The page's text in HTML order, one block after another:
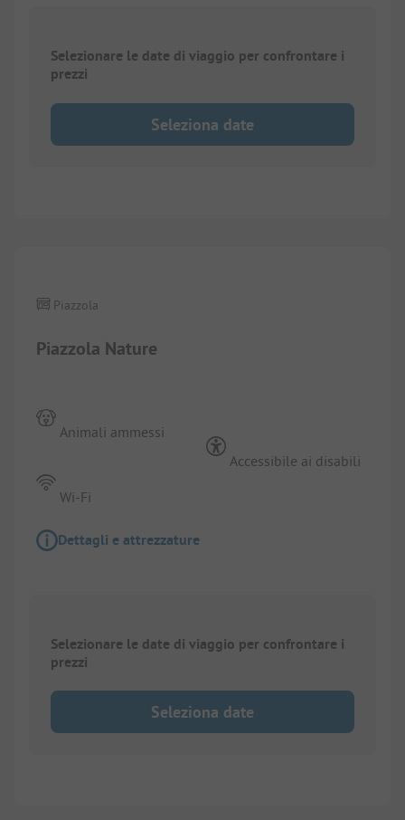
Selezionare le date di viaggio per confrontare i
prezzi
Seleziona date
Piazzola Nature
Piazzola
Animali ammessi
Wi-Fi
Accessibile ai disabili
Dettagli e attrezzature
Selezionare le date di viaggio per confrontare i
prezzi
Seleziona date